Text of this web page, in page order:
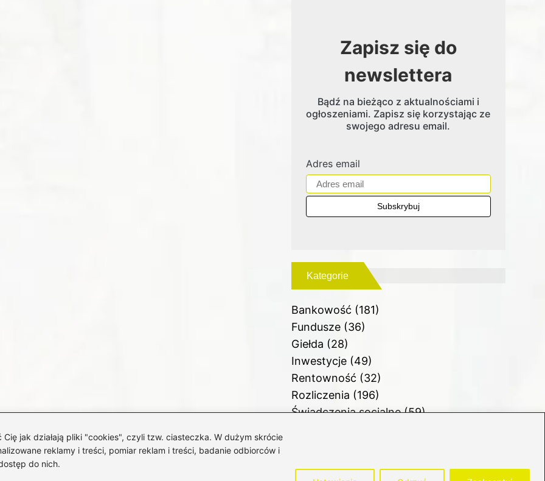
jak działają pliki "cookies", czyli tzw. ciasteczka. W dużym skrócie
reklamy i treści, pomiar reklam i treści, badanie odbiorców i
do nich.
Zapisz się do
newslettera
Bądź na bieżąco z aktualnościami i
ogłoszeniami. Zapisz się korzystając ze
swojego adresu email.
Adres email
Kategorie
Bankowość (181)
Fundusze(36)
Giełda (28)
Inwestycje(49)
Rentowność (32)
Rozliczenia (196)
Świadczenia socjalne(59)